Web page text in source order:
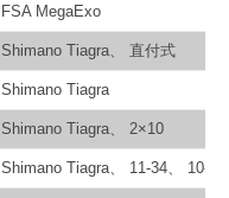
FSA MegaExo
Shimano Tiagra、 直付式
Shimano Tiagra
Shimano Tiagra、 2×10
Shimano Tiagra、 11-34、 10-